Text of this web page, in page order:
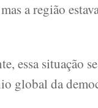
a região
essa situação
global da